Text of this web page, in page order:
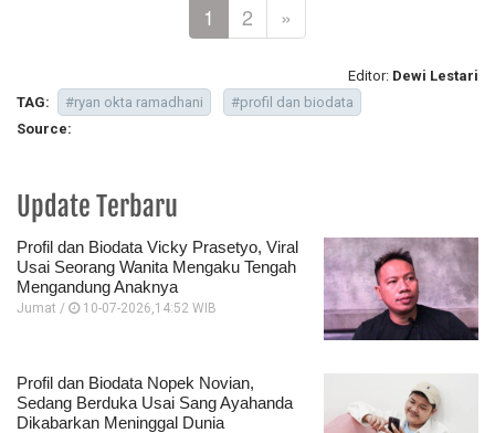
1 2 »
Editor: Dewi Lestari
TAG:
#ryan okta ramadhani
#profil dan biodata
Source:
Update Terbaru
Profil dan Biodata Vicky Prasetyo, Viral
Usai Seorang Wanita Mengaku Tengah
Mengandung Anaknya
Jumat / 10-07-2026,14:52 WIB
Profil dan Biodata Nopek Novian,
Sedang Berduka Usai Sang Ayahanda
Dikabarkan Meninggal Dunia